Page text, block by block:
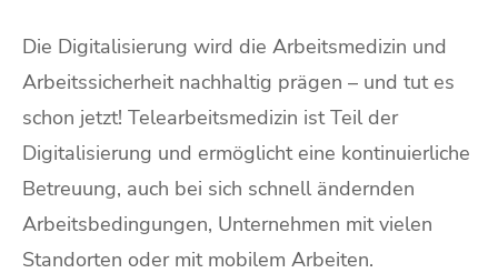
Die Digitalisierung wird die Arbeitsmedizin und
Arbeitssicherheit nachhaltig prägen – und tut es
schon jetzt! Telearbeitsmedizin ist Teil der
Digitalisierung und ermöglicht eine kontinuierliche
Betreuung, auch bei sich schnell ändernden
Arbeitsbedingungen, Unternehmen mit vielen
Standorten oder mit mobilem Arbeiten.